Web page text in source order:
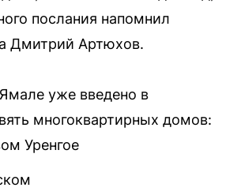
послания напомнил
Дмитрий Артюхов.
уже введено в
многоквартирных домов:
Уренгое